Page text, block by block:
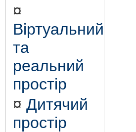
¤
Віртуальний
та
реальний
простір
¤ Дитячий
простір